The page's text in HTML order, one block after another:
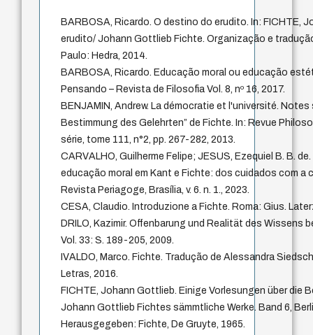
BARBOSA, Ricardo. O destino do erudito. In: FICHTE,
erudito/ Johann Gottlieb Fichte. Organização e
Paulo: Hedra, 2014.
BARBOSA, Ricardo. Educação moral ou educação
Pensando – Revista de Filosofia Vol. 8, nº 16, 2017.
BENJAMIN, Andrew. La démocratie et l'université. Notes
Bestimmung des Gelehrten” de Fichte. In: Revue
série, tome 111, n°2, pp. 267-282, 2013.
CARVALHO, Guilherme Felipe; JESUS, Ezequiel B. B.
educação moral em Kant e Fichte: dos cuidados com a
Revista Periagoge, Brasília, v. 6. n. 1., 2023.
CESA, Claudio. Introduzione a Fichte. Roma: Gius.
DRILO, Kazimir. Offenbarung und Realität des Wissens
Vol. 33: S. 189-205, 2009.
IVALDO, Marco. Fichte. Tradução de Alessandra
Letras, 2016.
FICHTE, Johann Gottlieb. Einige Vorlesungen über die
Johann Gottlieb Fichtes sämmtliche Werke. Band 6,
Herausgegeben: Fichte, De Gruyte, 1965.